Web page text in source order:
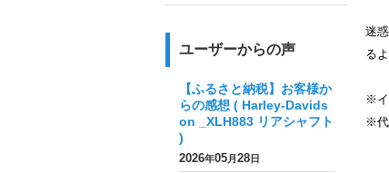
ユーザーからの声
【ふるさと納税】お客様か
らの感想 ( Harley-Davids
on _XLH883 リアシャフト
)
2026年05月28日
迷
る
※イ
※代